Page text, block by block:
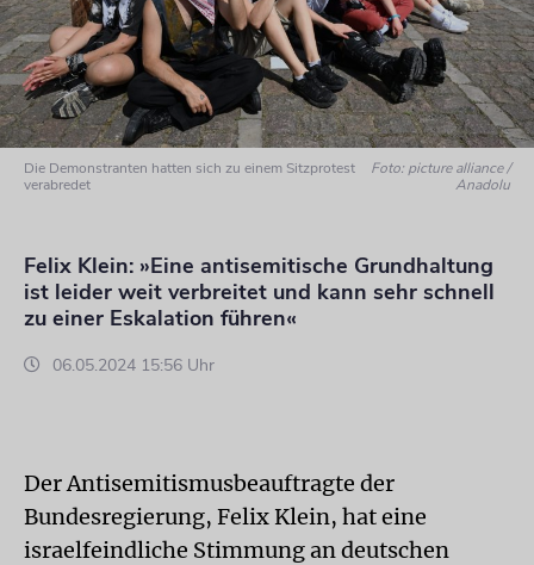
Die Demonstranten hatten sich zu einem Sitzprotest
verabredet
Foto: picture alliance /
Anadolu
Felix Klein: »Eine antisemitische Grundhaltung
ist leider weit verbreitet und kann sehr schnell
zu einer Eskalation führen«
06.05.2024 15:56 Uhr
Der Antisemitismusbeauftragte der
Bundesregierung, Felix Klein, hat eine
israelfeindliche Stimmung an deutschen